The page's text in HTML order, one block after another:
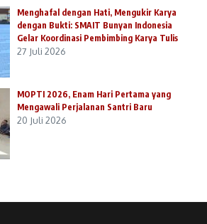
Menghafal dengan Hati, Mengukir Karya
dengan Bukti: SMAIT Bunyan Indonesia
Gelar Koordinasi Pembimbing Karya Tulis
27 Juli 2026
MOPTI 2026, Enam Hari Pertama yang
Mengawali Perjalanan Santri Baru
20 Juli 2026